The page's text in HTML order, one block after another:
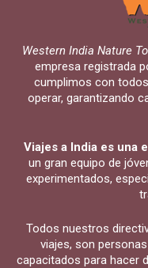
Western India Nature
empresa registrada
cumplimos con
operar, garantizando
Viajes a India es una
un gran equipo de
experimentados,
Todos nuestros
viajes, son
capacitados para hacer